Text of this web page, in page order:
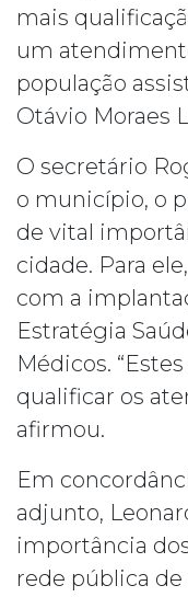
mais
um
população
Otávio Moraes
O secretário
o município, o
de vital
cidade. Para
com a
Estratégia
Médicos.
qualificar os
afirmou.
Em
adjunto,
importância
rede pública de